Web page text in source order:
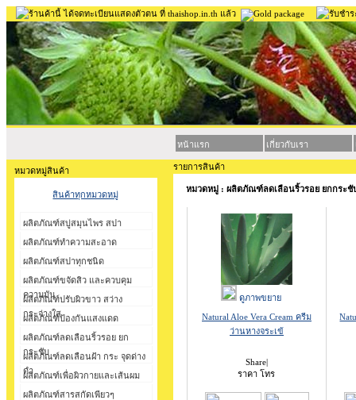
หน้าแรก เกี่ยวกับเรา
หมวดหมู่สินค้า
สินค้าทุกหมวดหมู่
ผลิตภัณฑ์สบู่สมุนไพร สปา
ผลิตภัณฑ์ทำความสะอาด
ผลิตภัณฑ์สปาทุกชนิด
ผลิตภัณฑ์ขจัดสิว และควบคุม
ความมัน
ผลิตภัณฑ์ปรับผิวขาว สว่าง
กระจ่างใส
ผลิตภัณฑ์ป้องกันแสงแดด
ผลิตภัณฑ์ลดเลือนริ้วรอย ยก
กระชับ
ผลิตภัณฑ์ลดเลือนฝ้า กระ จุดด่าง
ดำ
ผลิตภัณฑ์เพื่อผิวกายและเส้นผม
ผลิตภัณฑ์สารสกัดเพียวๆ
รายการสินค้า
หมวดหมู่ : ผลิตภัณฑ์ลดเลือนริ้วรอย ยกกระชั
ดูภาพขยาย
Natural Aloe Vera Cream ครีม
ว่านหางจระเข้
Share|
ราคา โทร